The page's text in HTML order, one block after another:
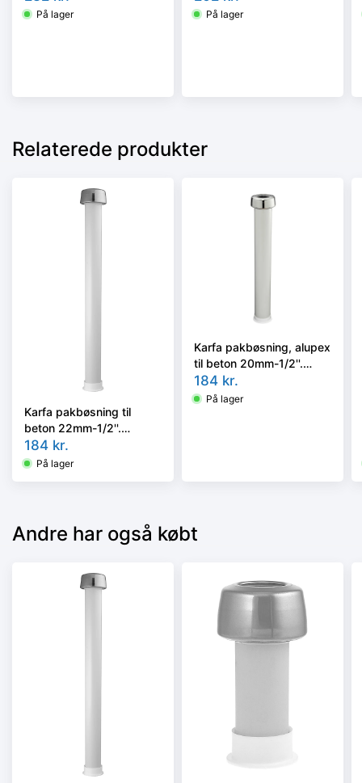
På lager På lager
Relaterede produkter
Karfa pakbøsning til
beton 22mm-1/2''.
300mm
184 kr.
På lager
Karfa pakbøsning, alupex
til beton 20mm-1/2''.
300mm
184 kr.
På lager
Andre har også købt